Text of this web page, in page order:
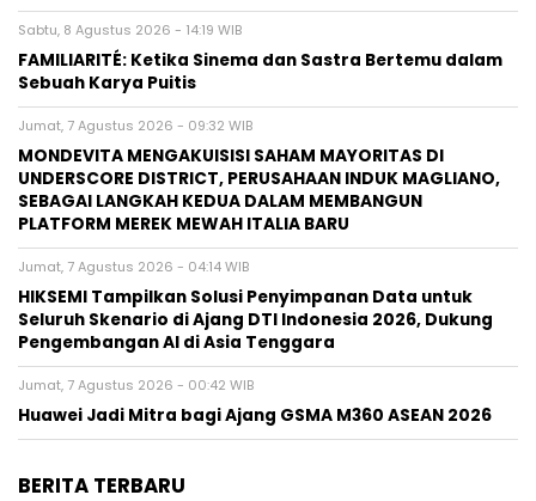
Sabtu, 8 Agustus 2026 - 14:19 WIB
FAMILIARITÉ: Ketika Sinema dan Sastra Bertemu dalam
Sebuah Karya Puitis
Jumat, 7 Agustus 2026 - 09:32 WIB
MONDEVITA MENGAKUISISI SAHAM MAYORITAS DI
UNDERSCORE DISTRICT, PERUSAHAAN INDUK MAGLIANO,
SEBAGAI LANGKAH KEDUA DALAM MEMBANGUN
PLATFORM MEREK MEWAH ITALIA BARU
Jumat, 7 Agustus 2026 - 04:14 WIB
HIKSEMI Tampilkan Solusi Penyimpanan Data untuk
Seluruh Skenario di Ajang DTI Indonesia 2026, Dukung
Pengembangan AI di Asia Tenggara
Jumat, 7 Agustus 2026 - 00:42 WIB
Huawei Jadi Mitra bagi Ajang GSMA M360 ASEAN 2026
BERITA TERBARU